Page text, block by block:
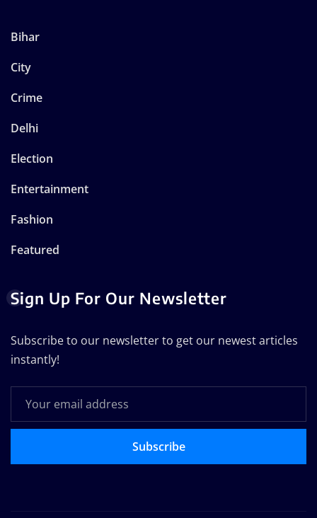
Bihar
City
Crime
Delhi
Election
Entertainment
Fashion
Featured
Sign Up For Our Newsletter
Subscribe to our newsletter to get our newest articles
instantly!
Subscribe